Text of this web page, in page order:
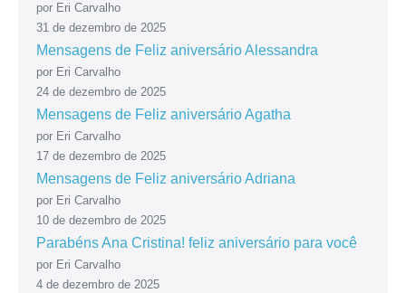
por Eri Carvalho
31 de dezembro de 2025
Mensagens de Feliz aniversário Alessandra
por Eri Carvalho
24 de dezembro de 2025
Mensagens de Feliz aniversário Agatha
por Eri Carvalho
17 de dezembro de 2025
Mensagens de Feliz aniversário Adriana
por Eri Carvalho
10 de dezembro de 2025
Parabéns Ana Cristina! feliz aniversário para você
por Eri Carvalho
4 de dezembro de 2025